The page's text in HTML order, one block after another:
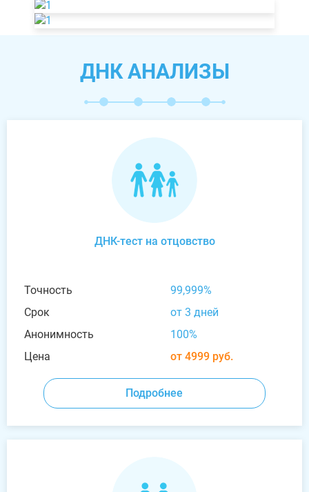
ДНК АНАЛИЗЫ
ДНК-тест на отцовство
Точность
99,999%
Срок
от 3 дней
Анонимность
100%
Цена
от 4999 руб.
Подробнее